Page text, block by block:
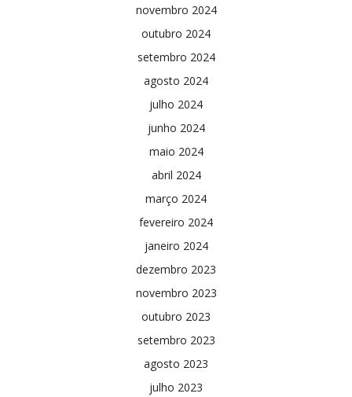
novembro 2024
outubro 2024
setembro 2024
agosto 2024
julho 2024
junho 2024
maio 2024
abril 2024
março 2024
fevereiro 2024
janeiro 2024
dezembro 2023
novembro 2023
outubro 2023
setembro 2023
agosto 2023
julho 2023